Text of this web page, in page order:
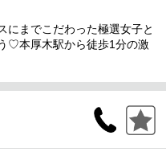
にまでこだわった極選女子と
♡本厚木駅から徒歩1分の激